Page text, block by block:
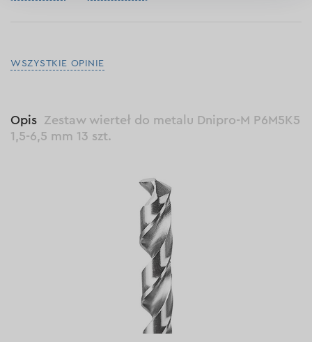
WSZYSTKIE OPINIE
Opis
Zestaw wierteł do metalu Dnipro-M P6M5K5
1,5-6,5 mm 13 szt.